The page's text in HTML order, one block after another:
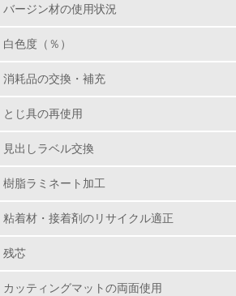
8. 第三者認証を取得している
バージン材の使用状況
白色度（％）
消耗品の交換・補充
とじ具の再使用
見出しラベル交換
樹脂ラミネート加工
粘着材・接着剤のリサイクル適正
残芯
カッティングマットの両面使用